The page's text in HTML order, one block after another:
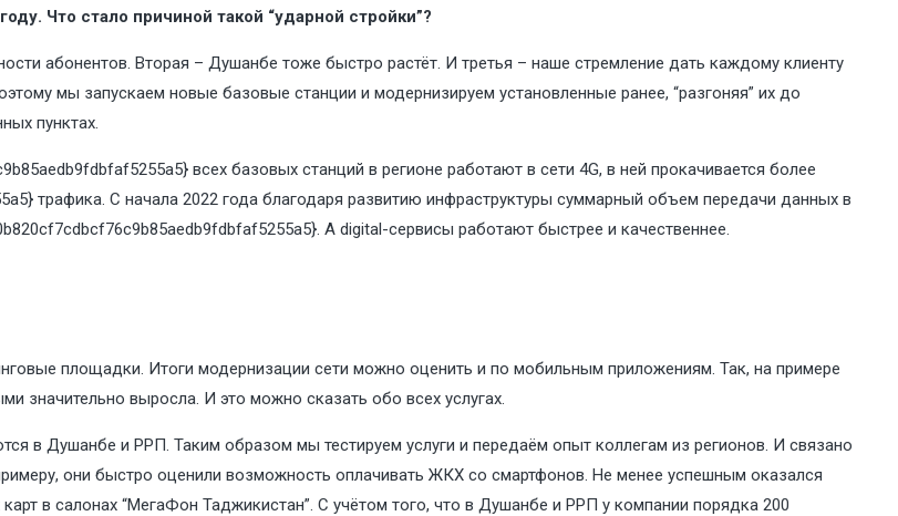
Что стало причиной такой “ударной стройки”?
абонентов. Вторая – Душанбе тоже быстро растёт. И третья – наше стремление дать каждому клиенту
мы запускаем новые базовые станции и модернизируем установленные ранее, “разгоняя” их до
пунктах.
всех базовых станций в регионе работают в сети 4G, в ней прокачивается более
трафика. С начала 2022 года благодаря развитию инфраструктуры суммарный объем передачи данных в
А digital-сервисы работают быстрее и качественнее.
площадки. Итоги модернизации сети можно оценить и по мобильным приложениям. Так, на примере
значительно выросла. И это можно сказать обо всех услугах.
в Душанбе и РРП. Таким образом мы тестируем услуги и передаём опыт коллегам из регионов. И связано
они быстро оценили возможность оплачивать ЖКХ со смартфонов. Не менее успешным оказался
в салонах “МегаФон Таджикистан”. С учётом того, что в Душанбе и РРП у компании порядка 200